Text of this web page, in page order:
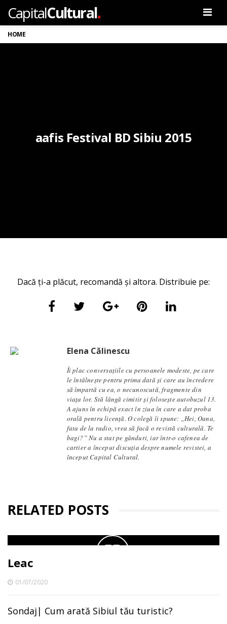
CapitalCultural.
HOME
aafis Festival BD Sibiu 2015
Dacă ți-a plăcut, recomandă și altora. Distribuie pe:
Elena Călinescu
Îi plac conversaţiile cu persoanele modeste, pe care
le întâlneşte pentru prima dată şi care au încredere
să împartă cu ea, o necunoscută, fragmente din
viaţa lor. Stă lângă cimitir și foloseşte autobuzul 13.
A ajuns în echipă exact în ziua în care a dat proba
orală pentru licență. O colegă îi spune: „Hei, Oana,
fata de la radio, vrea să facă o revistă culturală. Te
bagi?” Nu a stat pe gânduri, iar într-o cafenea de
cartier a început discuția despre numele revistei, a
început Capital Cultural.
RELATED POSTS
Leac
01/07/2020
Sondaj| Cum arată Sibiul tău turistic?